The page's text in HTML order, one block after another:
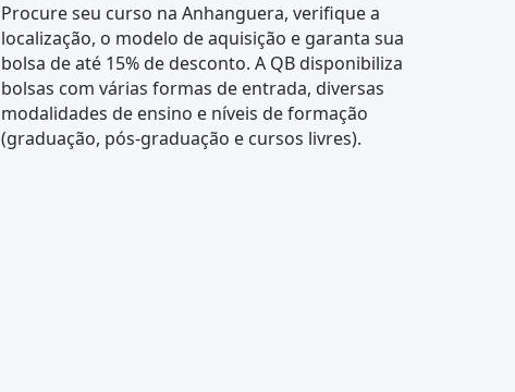
Procure seu curso na Anhanguera, verifique a
localização, o modelo de aquisição e garanta sua
bolsa de até 15% de desconto. A QB disponibiliza
bolsas com várias formas de entrada, diversas
modalidades de ensino e níveis de formação
(graduação, pós-graduação e cursos livres).